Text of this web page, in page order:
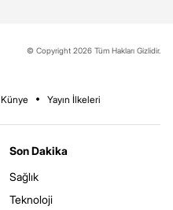
© Copyright 2026 Tüm Hakları Gizlidir.
Künye Yayın İlkeleri
Son Dakika
Sağlık
Teknoloji